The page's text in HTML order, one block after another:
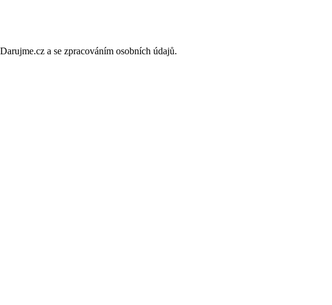
Darujme.cz a se zpracováním osobních údajů.